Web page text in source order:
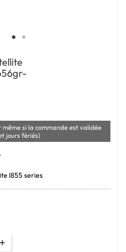
même si la commande est validée
jours fériés)
l855 series